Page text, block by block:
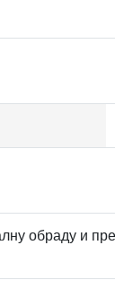
обраду и